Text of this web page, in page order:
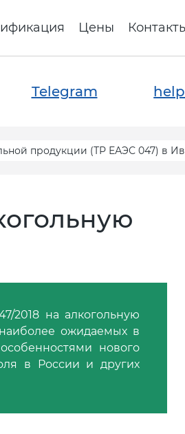
Цены
Telegram
продукции (ТР ЕАЭС 047) в
2018 на алкогольную
ожидаемых в
нового
в России и других